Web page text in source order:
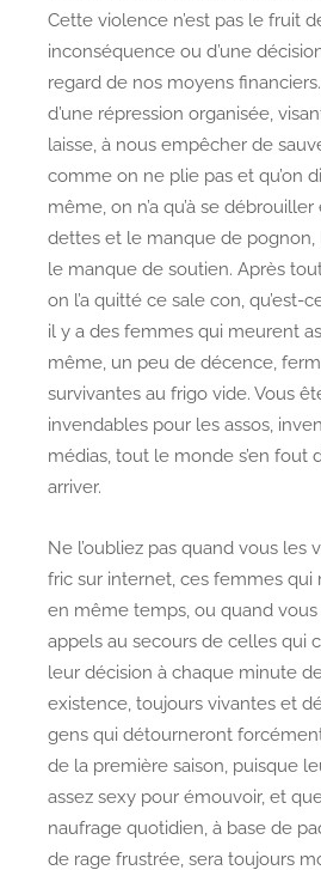
Cette violence n’est pas le fruit
inconséquence ou d’une
regard de nos moyens
d’une répression organisée,
laisse, à nous empêcher de
comme on ne plie pas et qu’on
même, on n’a qu’à se
dettes et le manque de pognon,
le manque de soutien. Après
on l’a quitté ce sale con, qu’est-
il y a des femmes qui meurent
même, un peu de décence,
survivantes au frigo vide. Vous
invendables pour les assos,
médias, tout le monde s’en fout
arriver.
Ne l’oubliez pas quand vous les
fric sur internet, ces femmes
en même temps, ou quand vous
appels au secours de celles qui
leur décision à chaque minute
existence, toujours vivantes et
gens qui détourneront
de la première saison, puisque
assez sexy pour émouvoir, et
naufrage quotidien, à base de
de rage frustrée, sera toujours